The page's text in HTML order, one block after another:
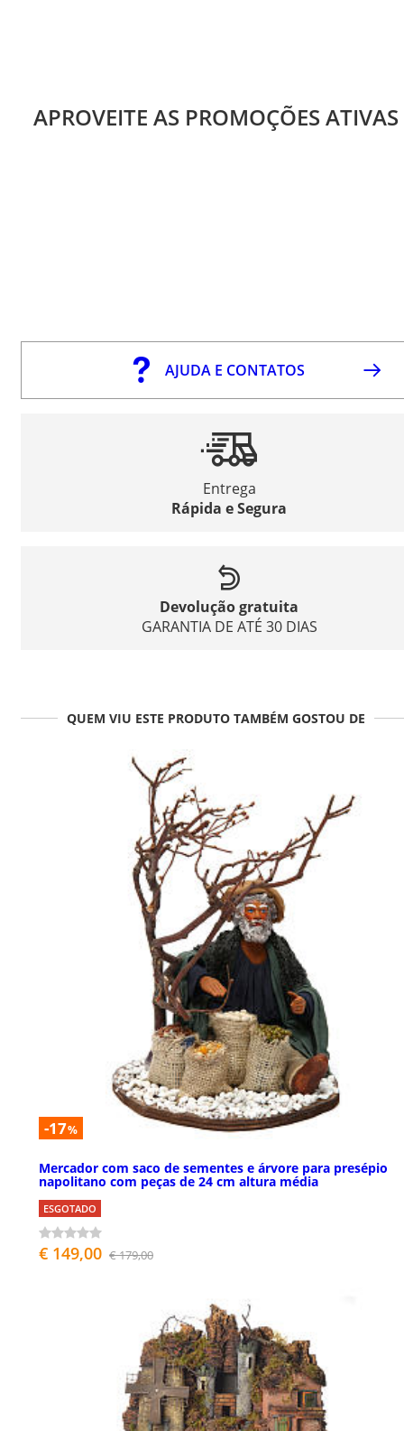
APROVEITE AS PROMOÇÕES ATIVAS
AJUDA E CONTATOS
Entrega
Rápida e Segura
Devolução gratuita
GARANTIA DE ATÉ 30 DIAS
QUEM VIU ESTE PRODUTO TAMBÉM GOSTOU DE
-17%
Mercador com saco de sementes e árvore para presépio
napolitano com peças de 24 cm altura média
ESGOTADO
€ 149,00 € 179,00